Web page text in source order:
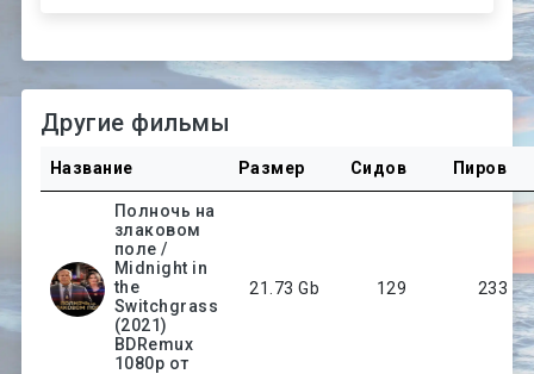
Другие фильмы
Название Размер Сидов Пиров
Полночь на
злаковом
поле /
Midnight in
the
Switchgrass
(2021)
BDRemux
1080p от
21.73 Gb 129 233